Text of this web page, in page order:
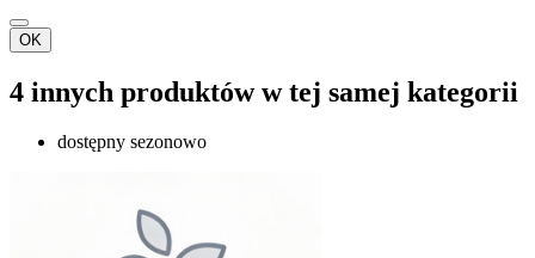
OK
4 innych produktów w tej samej kategorii
dostępny sezonowo